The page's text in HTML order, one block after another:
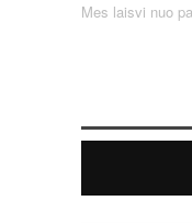
Mes laisvi nuo